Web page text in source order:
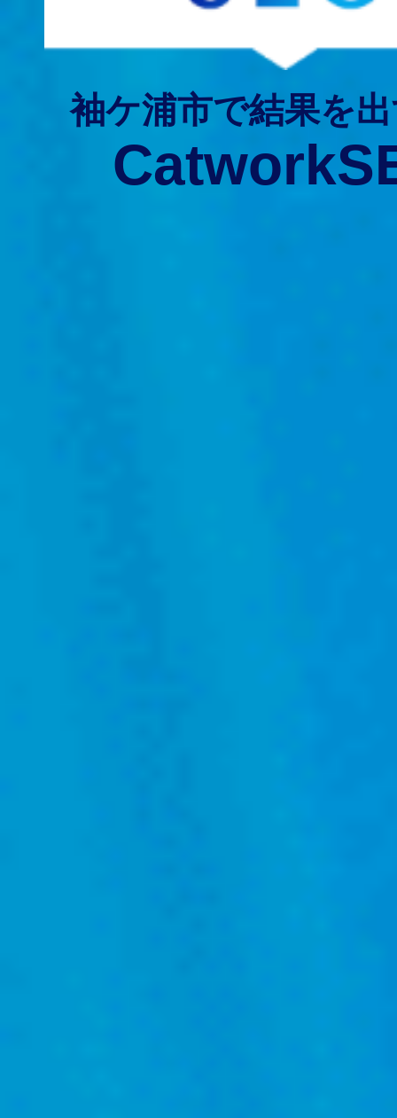
袖ケ浦市で結果を